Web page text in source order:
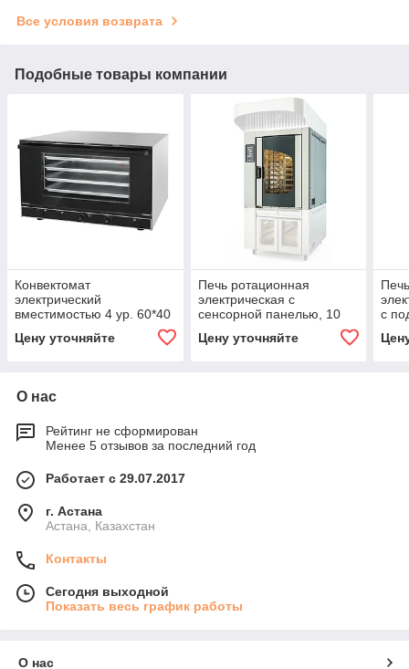
Все условия возврата
Подобные товары компании
Конвектомат
электрический
вместимостью 4 ур. 60*40
увлажнением Kocateq
Цену уточняйте
Печь ротационная
электрическая с
сенсорной панелью, 10
ур. 60*40 см Kocateq FR
mini 10 EN (40x60)
Цену уточняйте
с
О нас
Рейтинг не сформирован
Менее 5 отзывов за последний год
Работает с 29.07.2017
г. Астана
Астана, Казахстан
Контакты
Сегодня выходной
Показать весь график работы
О нас